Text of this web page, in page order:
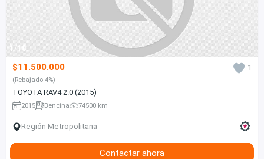
1/18
$11.500.000 1
(Rebajado 4%)
TOYOTA RAV4 2.0 (2015)
2015 Bencina 74500 km
Región Metropolitana
Contactar ahora